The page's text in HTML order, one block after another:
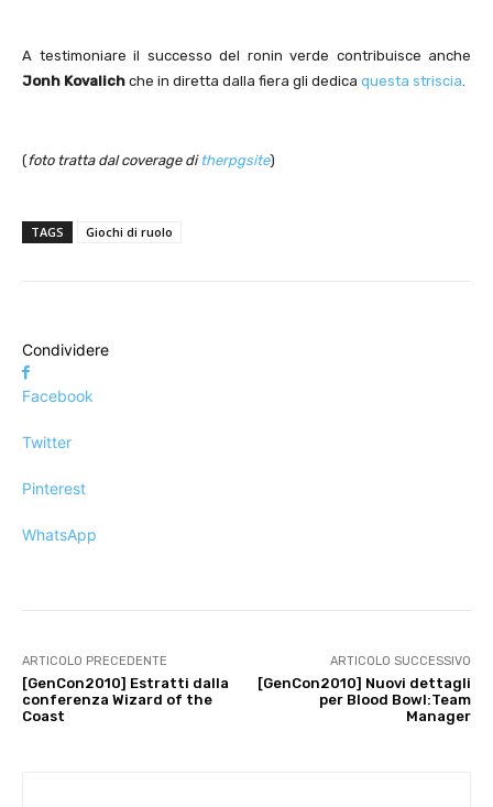
A testimoniare il successo del ronin verde contribuisce anche
Jonh Kovalich che in diretta dalla fiera gli dedica questa striscia.
(foto tratta dal coverage di therpgsite)
TAGS Giochi di ruolo
Condividere
Facebook
Twitter
Pinterest
WhatsApp
ARTICOLO PRECEDENTE
[GenCon2010] Estratti dalla
conferenza Wizard of the
Coast
ARTICOLO SUCCESSIVO
[GenCon2010] Nuovi dettagli
per Blood Bowl:Team
Manager